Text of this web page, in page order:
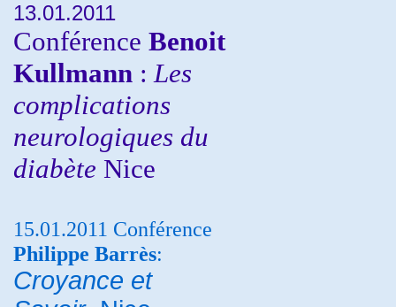
13.01.2011
Conférence Benoit
Kullmann : Les
complications
neurologiques du
diabète Nice
15.01.2011 Conférence
Philippe Barrès:
Croyance et